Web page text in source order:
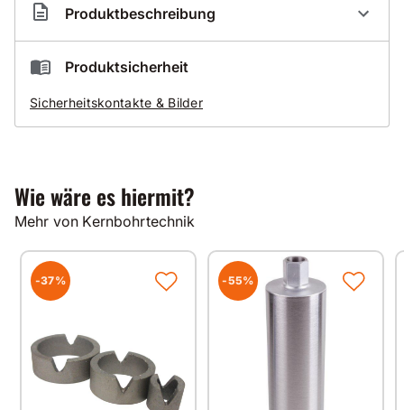
Artikelnummer BR300017
Produktbeschreibung
Durch Eigenfertigung der Bohrkronenrohre
auch für alle Überlängen
Produktsicherheit
Sicherheitskontakte & Bilder
Wie wäre es hiermit?
Mehr von Kernbohrtechnik
-37% -55%